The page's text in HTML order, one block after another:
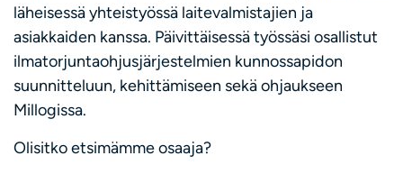
läheisessä yhteistyössä laitevalmistajien ja
asiakkaiden kanssa. Päivittäisessä työssäsi osallistut
ilmatorjuntaohjusjärjestelmien kunnossapidon
suunnitteluun, kehittämiseen sekä ohjaukseen
Millogissa.
Olisitko etsimämme osaaja?